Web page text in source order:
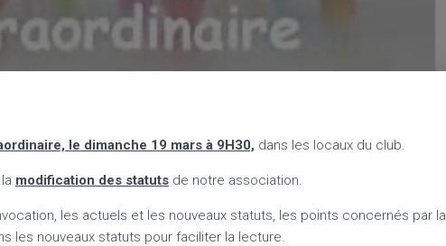
le dimanche 19 mars à 9H30, dans les locaux du club.
modification des statuts de notre association.
les actuels et les nouveaux statuts, les points concernés par la
les nouveaux statuts pour faciliter la lecture.